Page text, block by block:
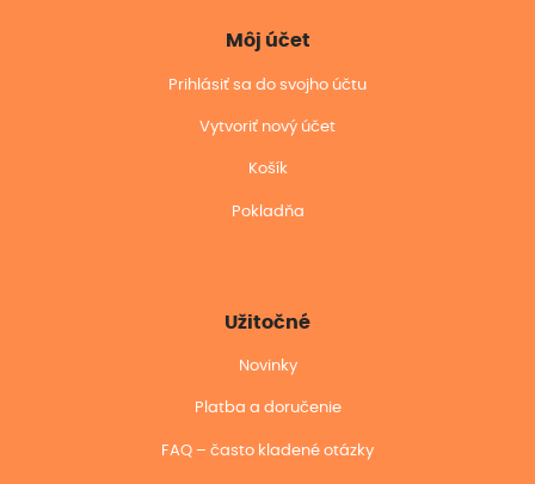
Môj účet
Prihlásiť sa do svojho účtu
Vytvoriť nový účet
Košík
Pokladňa
Užitočné
Novinky
Platba a doručenie
FAQ – často kladené otázky